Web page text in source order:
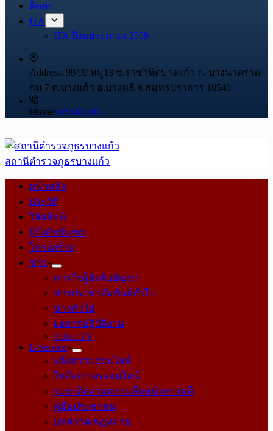
ติดต่อ
ITA
ITA ปีงบประมาณ 2569
Address: 99/99 หมู่13 ซ.ราชวินิตบางแก้ว ถ. บางนาตราด
กม.7 ต.บางแก้ว อ.บางพลี จ.สมุทรปราการ 10540
Phone: 027403211
สถานีตำรวจภูธรบางแก้ว
หน้าหลัก
ประวัติ
วิสัยทัศน์
ผู้บังคับบัญชา
โครงสร้าง
ข่าว
ภารกิจผู้บังคับบัญชา
ข่าวประชาสัมพันธ์ทั่วไป
ข่าวทั่วไป
ผลการปฏิบัติงาน
Police TV
E-Service
แจ้งความออนไลน์
ใบสั่งจราจรออนไลน์
ระบบติดตามความคืบหน้าทางคดี
คู่มือประชาชน
บทความ/กฎหมาย